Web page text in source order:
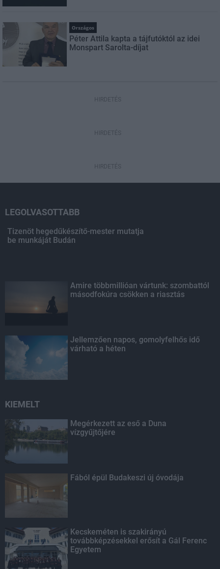
Országos
Péter Attila kapta a tájfutóktól az idei
Monspart Sarolta-díjat
HIRDETÉS
HIRDETÉS
HIRDETÉS
LEGOLVASOTTABB
Tizenöt hegedűkészítő-mester mutatja
be munkáját Budán
Amire többmillióan vártunk: szombattól
másodfokúra csökken a riasztás
Jellemzően napos, gomolyfelhős idő
várható a héten
KIEMELT
Megérkezett az eső a Duna
vízgyűjtőjére
Fából épül Budakeszi új óvodája
Kecskeméten is szakirányú
továbbképzésekkel erősít a Gál Ferenc
Egyetem